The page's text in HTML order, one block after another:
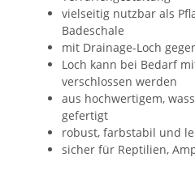
vielseitig nutzbar als
Badeschale
mit Drainage-Loch
Loch kann bei Bedarf
verschlossen werden
aus hochwertigem,
gefertigt
robust, farbstabil und
sicher für Reptilien,